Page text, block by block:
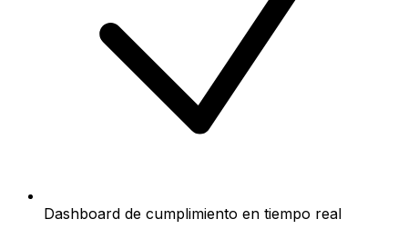
Dashboard de cumplimiento en tiempo real